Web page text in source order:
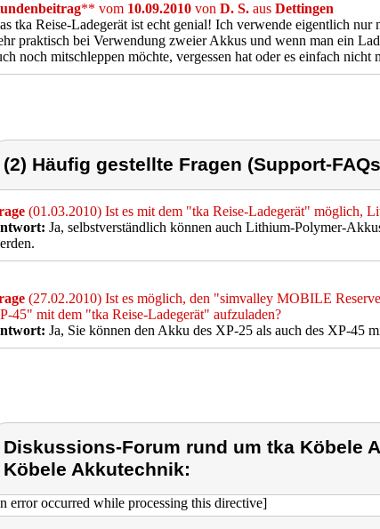
** vom 10.09.2010 von D. S. aus Dettingen
tka Reise-Ladegerät ist echt genial! Ich verwende eigentlich nur
praktisch bei Verwendung zweier Akkus und wenn man ein
noch mitschleppen möchte, vergessen hat oder es einfach
(2) Häufig gestellte Fragen (Support-
(01.03.2010) Ist es mit dem "tka Reise-Ladegerät" möglich,
Ja, selbstverständlich können auch Lithium-Polymer-
(27.02.2010) Ist es möglich, den "simvalley MOBILE
45" mit dem "tka Reise-Ladegerät" aufzuladen?
Ja, Sie können den Akku des XP-25 als auch des XP-45
Diskussions-Forum rund um tka Köbele
Köbele Akkutechnik:
error occurred while processing this directive]